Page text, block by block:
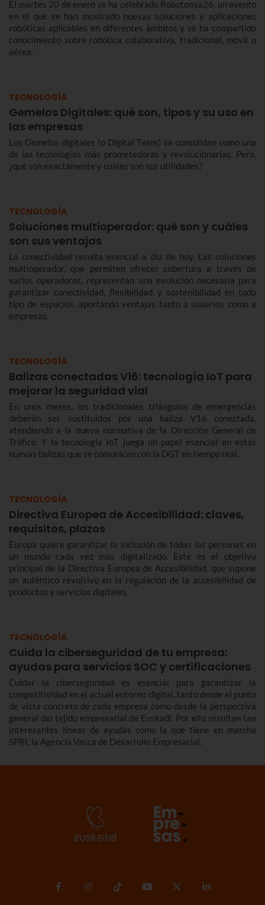
El martes 20 de enero se ha celebrado Robotomía26, un evento
en el que se han mostrado nuevas soluciones y aplicaciones
robóticas aplicables en diferentes ámbitos y se ha compartido
conocimiento sobre robótica colaborativa, tradicional, móvil o
aérea.
TECNOLOGÍA
Gemelos Digitales: qué son, tipos y su uso en
las empresas
Los Gemelos digitales (o Digital Twins) se consolidan como una
de las tecnologías más prometedoras y revolucionarias. Pero,
¿qué son exactamente y cuáles son sus utilidades?
TECNOLOGÍA
Soluciones multioperador: qué son y cuáles
son sus ventajas
La conectividad resulta esencial a día de hoy. Las soluciones
multioperador, que permiten ofrecer cobertura a través de
varios operadores, representan una evolución necesaria para
garantizar conectividad, flexibilidad y sostenibilidad en todo
tipo de espacios, aportando ventajas tanto a usuarios como a
empresas.
TECNOLOGÍA
Balizas conectadas V16: tecnología IoT para
mejorar la seguridad vial
En unos meses, los tradicionales triángulos de emergencias
deberán ser sustituidos por una baliza V16 conectada,
atendiendo a la nueva normativa de la Dirección General de
Tráfico. Y la tecnología IoT juega un papel esencial en estas
nuevas balizas que se comunican con la DGT en tiempo real.
TECNOLOGÍA
Directiva Europea de Accesibilidad: claves,
requisitos, plazos
Europa quiere garantizar la inclusión de todas las personas en
un mundo cada vez más digitalizado. Este es el objetivo
principal de la Directiva Europea de Accesibilidad, que supone
un auténtico revulsivo en la regulación de la accesibilidad de
productos y servicios digitales.
TECNOLOGÍA
Cuida la ciberseguridad de tu empresa:
ayudas para servicios SOC y certificaciones
Cuidar la ciberseguridad es esencial para garantizar la
competitividad en el actual entorno digital, tanto desde el punto
de vista concreto de cada empresa como desde la perspectiva
general del tejido empresarial de Euskadi. Por ello resultan tan
interesantes líneas de ayudas como la que tiene en marcha
SPRI, la Agencia Vasca de Desarrollo Empresarial.